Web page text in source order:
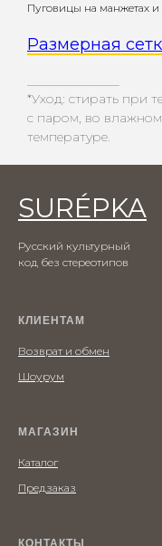
Пуговицы на манжетах и
Размерная
*Уход: стирать при
с паром, во
температуре.
МАГАЗИН
Предзаказ
Каталог
КЛИЕНТАМ
Шоурум
Возврат и обмен
SURÉPKA
Русский культурный
код без стереотипов